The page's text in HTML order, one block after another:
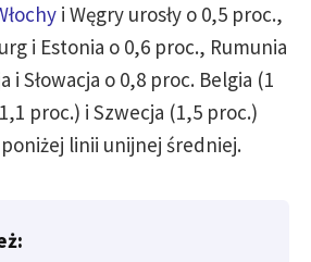
i Węgry urosły o 0,5 proc.,
i Estonia o 0,6 proc., Rumunia
i Słowacja o 0,8 proc. Belgia (1
proc.) i Szwecja (1,5 proc.)
poniżej linii unijnej średniej.